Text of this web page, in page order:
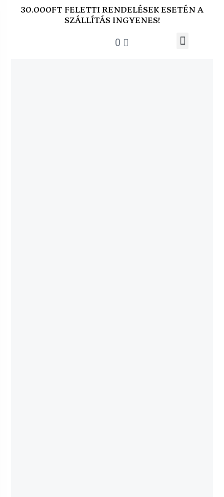
30.000FT FELETTI RENDELÉSEK ESETÉN A
SZÁLLÍTÁS INGYENES!
0